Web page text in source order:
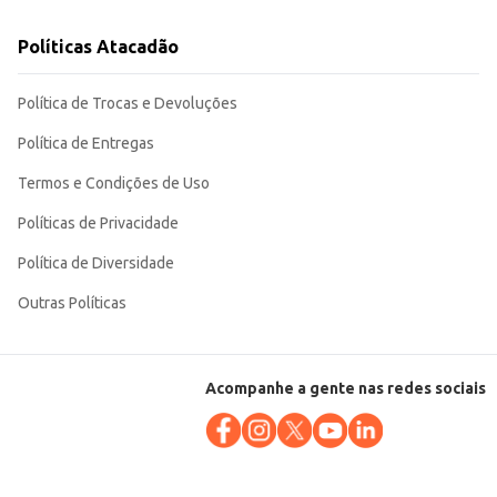
Políticas Atacadão
Política de Trocas e Devoluções
Política de Entregas
Termos e Condições de Uso
Políticas de Privacidade
Política de Diversidade
Outras Políticas
Acompanhe a gente nas redes sociais